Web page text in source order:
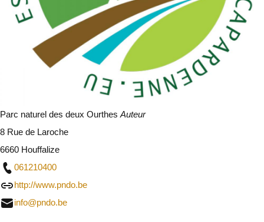
Parc naturel des deux Ourthes Auteur
8 Rue de Laroche
6660 Houffalize
061210400
http://www.pndo.be
info@pndo.be